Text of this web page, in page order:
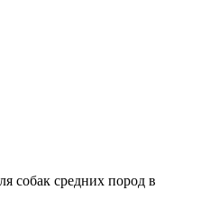
собак средних пород в